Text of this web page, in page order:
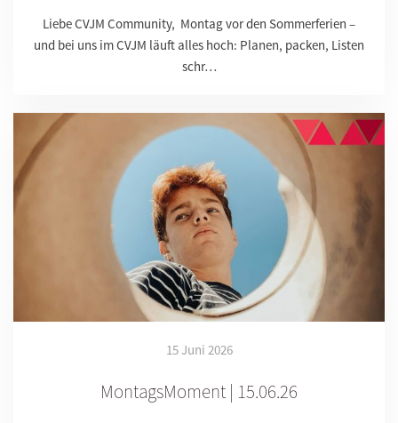
Liebe CVJM Community, Montag vor den Sommerferien –
und bei uns im CVJM läuft alles hoch: Planen, packen, Listen
schr…
15 Juni 2026
MontagsMoment | 15.06.26